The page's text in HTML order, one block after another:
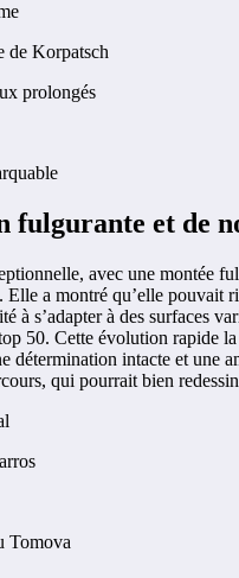
de Korpatsch
prolongés
fulgurante et de
avec une montée
a montré qu’elle pouvait
à s’adapter à des surfaces
50. Cette évolution rapide
intacte et une
qui pourrait bien
Tomova